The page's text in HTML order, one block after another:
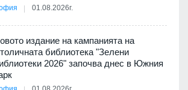
01.08.2026г.
издание на кампанията на
библиотека "Зелени
2026" започва днес в Южния